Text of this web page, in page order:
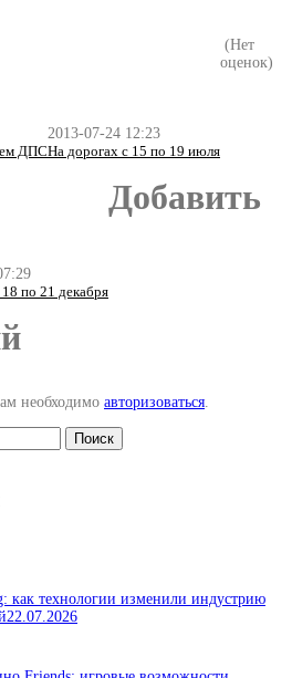
ДПС
2013-07-24 12:23
На дорогах с 15 по 19 июля
по 21 декабря
(Нет
оценок)
Добавить
необходимо авторизоваться
как технологии изменили индустрию
22.07.2026